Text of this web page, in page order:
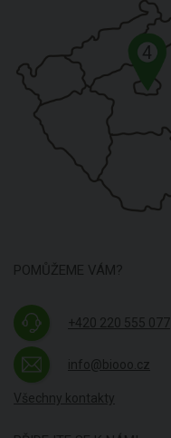
4
POMŮŽEME VÁM?
+420 220 555 077
info@biooo.cz
Všechny kontakty